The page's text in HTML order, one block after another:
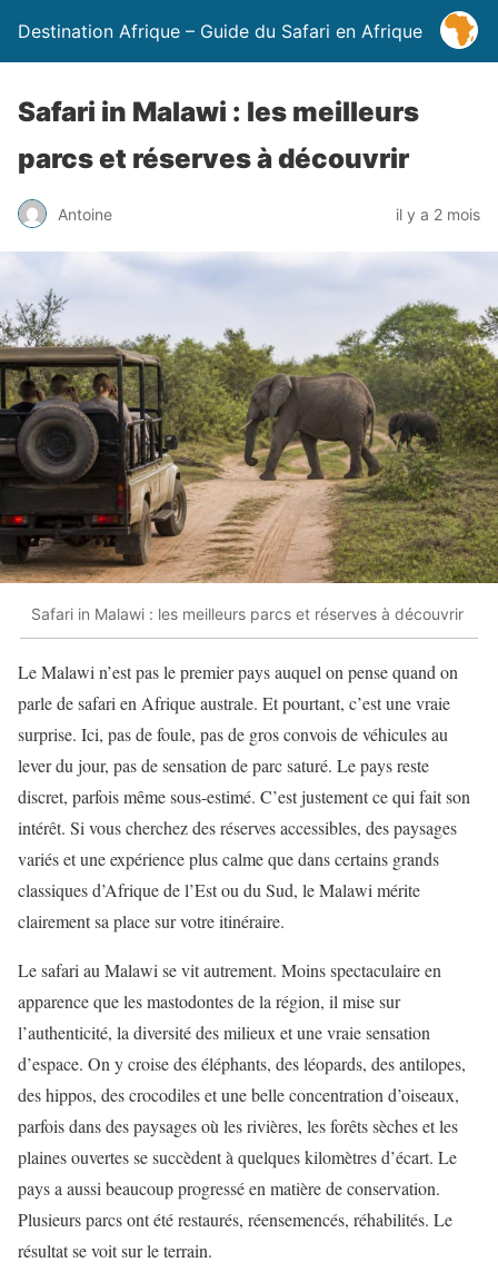
Destination Afrique – Guide du Safari en Afrique
Safari in Malawi : les meilleurs
parcs et réserves à découvrir
Antoine il y a 2 mois
Safari in Malawi : les meilleurs parcs et réserves à découvrir
Le Malawi n’est pas le premier pays auquel on pense quand on
parle de safari en Afrique australe. Et pourtant, c’est une vraie
surprise. Ici, pas de foule, pas de gros convois de véhicules au
lever du jour, pas de sensation de parc saturé. Le pays reste
discret, parfois même sous-estimé. C’est justement ce qui fait son
intérêt. Si vous cherchez des réserves accessibles, des paysages
variés et une expérience plus calme que dans certains grands
classiques d’Afrique de l’Est ou du Sud, le Malawi mérite
clairement sa place sur votre itinéraire.
Le safari au Malawi se vit autrement. Moins spectaculaire en
apparence que les mastodontes de la région, il mise sur
l’authenticité, la diversité des milieux et une vraie sensation
d’espace. On y croise des éléphants, des léopards, des antilopes,
des hippos, des crocodiles et une belle concentration d’oiseaux,
parfois dans des paysages où les rivières, les forêts sèches et les
plaines ouvertes se succèdent à quelques kilomètres d’écart. Le
pays a aussi beaucoup progressé en matière de conservation.
Plusieurs parcs ont été restaurés, réensemencés, réhabilités. Le
résultat se voit sur le terrain.